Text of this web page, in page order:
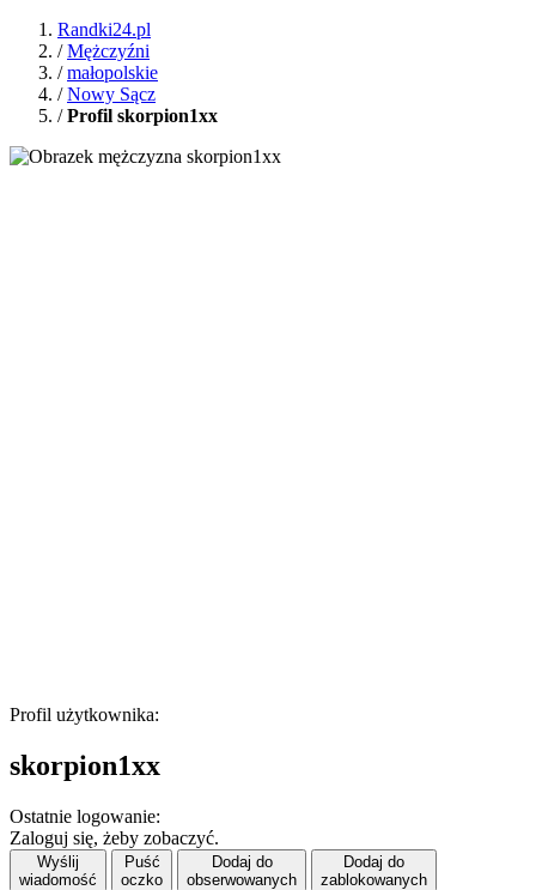
Randki24.pl
/Mężczyźni
/małopolskie
/Nowy Sącz
/Profil skorpion1xx
Profil użytkownika:
skorpion1xx
Ostatnie logowanie:
Zaloguj się, żeby zobaczyć.
Wyślij
wiadomość
Puść
oczko
Dodaj do
obserwowanych
Dodaj do
zablokowanych